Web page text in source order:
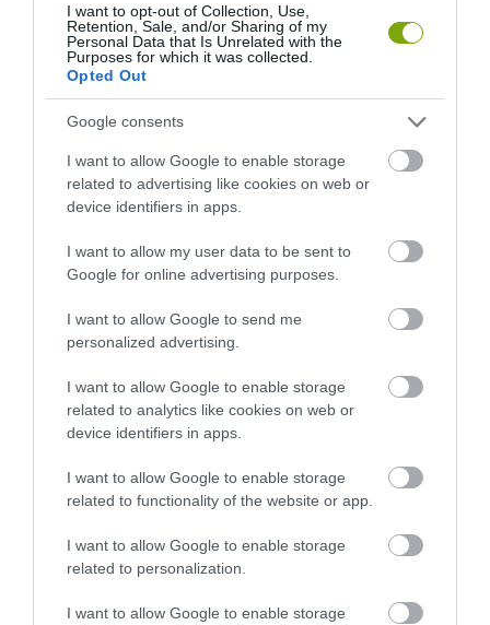
I want to opt-out of Collection, Use,
Retention, Sale, and/or Sharing of my
Personal Data that Is Unrelated with the
Purposes for which it was collected.
Opted Out
Google consents
I want to allow Google to enable storage
related to advertising like cookies on web or
device identifiers in apps.
I want to allow my user data to be sent to
Google for online advertising purposes.
I want to allow Google to send me
personalized advertising.
I want to allow Google to enable storage
related to analytics like cookies on web or
device identifiers in apps.
I want to allow Google to enable storage
related to functionality of the website or app.
I want to allow Google to enable storage
related to personalization.
I want to allow Google to enable storage
A SZIKLÁS PUSZTASÁG, AMIT SOKAN ÉRTÉKTELENNEK
NÉZNEK, VALÓJÁBAN RITKA FAJOK MENEDÉKE
KÖVETKEZŐ CIKK
JÖN A VADÁLLATOK IDŐJÁRÁS-JELENTÉSE? ÚJ RENDSZER
HÓNAPOKKAL ELŐRE JELEZHETI, KIKET PERZSEL MEG A
HASONLÓ ÉRDEKESSÉGEK